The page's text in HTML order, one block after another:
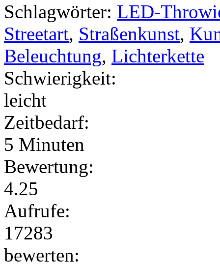
Schlagwörter: LED-
Streetart, Straßenkunst,
Beleuchtung, Lichterkette
Schwierigkeit:
leicht
Zeitbedarf:
5 Minuten
Bewertung:
4.25
Aufrufe:
17283
bewerten: